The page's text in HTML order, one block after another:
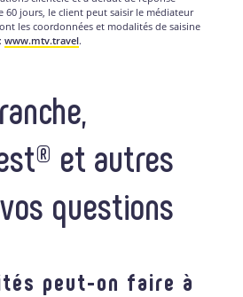
60 jours, le client peut saisir le médiateur
les coordonnées et modalités de saisine
www.mtv.travel.
et autres
questions
peut-on faire à